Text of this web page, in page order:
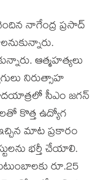
నాగేంద్ర ప్రసాద్
ఆత్మహత్యలు
నిరుత్సాహ
సీఎం జగన్‌
కొత్త ఉద్యోగ
మాట ప్రకారం
భర్తీ చేయాలి.
రూ.25